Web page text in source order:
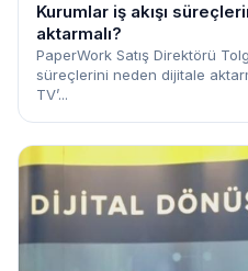
Kurumlar iş akışı
aktarmalı?
PaperWork Satış Direktörü
süreçlerini neden dijitale
TV’...